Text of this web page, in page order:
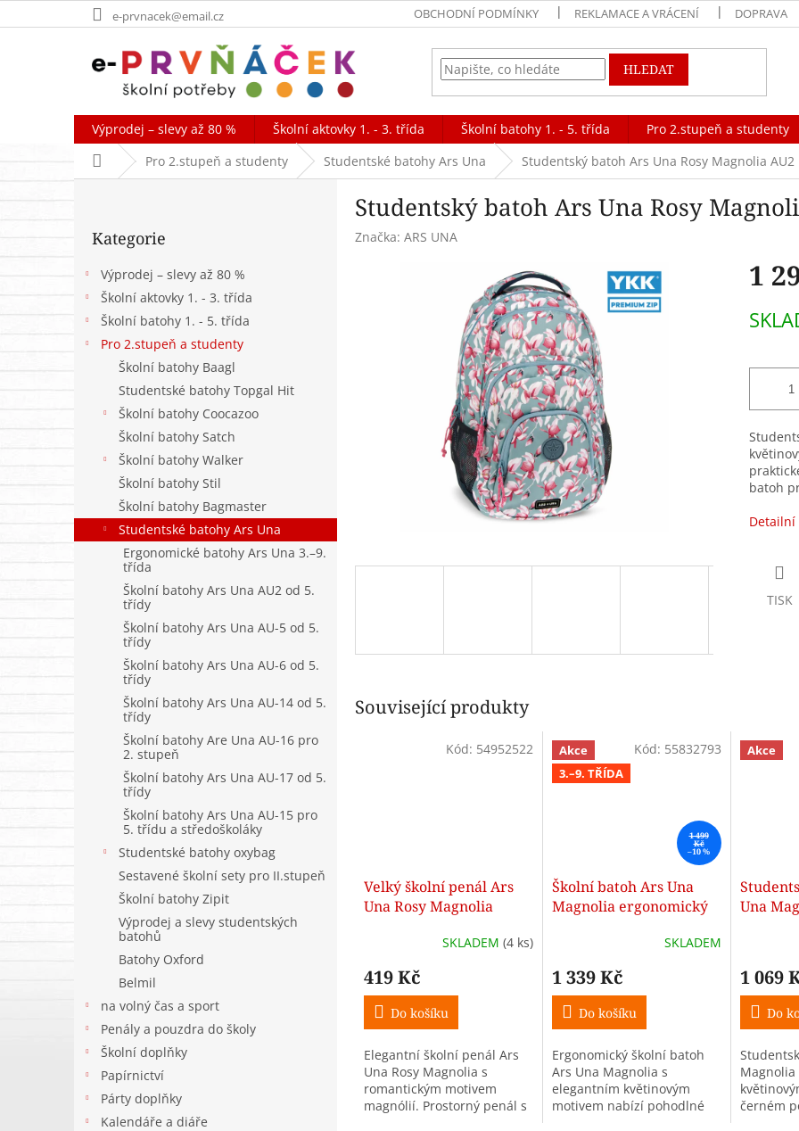
na
e-prvnacek@email.cz OBCHODNÍ PODMÍNKY REKLAMACE A VRÁCENÍ DOPRAVA
HLEDAT
Výprodej – slevy až 80 % Školní aktovky 1. - 3. třída Školní batohy 1. - 5. třída Pro 2.stupeň a studenty
Domů Pro 2.stupeň a studenty Studentské batohy Ars Una Studentský batoh Ars Una Rosy Magnolia AU2
P
n
kategorie
Kategorie
Výprodej – slevy až 80 %
Školní aktovky 1. - 3. třída
Školní batohy 1. - 5. třída
Pro 2.stupeň a studenty
Školní batohy Baagl
Studentské batohy Topgal Hit
Školní batohy Coocazoo
Školní batohy Satch
Školní batohy Walker
Školní batohy Stil
Školní batohy Bagmaster
Studentské batohy Ars Una
Ergonomické batohy Ars Una 3.–9.
třída
Školní batohy Ars Una AU2 od 5.
třídy
Školní batohy Ars Una AU-5 od 5.
třídy
Školní batohy Ars Una AU-6 od 5.
třídy
Školní batohy Ars Una AU-14 od 5.
třídy
Školní batohy Are Una AU-16 pro
2. stupeň
Školní batohy Ars Una AU-17 od 5.
třídy
Školní batohy Ars Una AU-15 pro
5. třídu a středoškoláky
Studentské batohy oxybag
Sestavené školní sety pro II.stupeň
Školní batohy Zipit
Výprodej a slevy studentských
batohů
Batohy Oxford
Belmil
na volný čas a sport
Penály a pouzdra do školy
Školní doplňky
Papírnictví
Párty doplňky
Kalendáře a diáře
Studentský batoh Ars Una Rosy
Značka: ARS UNA
1
cena:
batoh
TISK
Související produkty
Velký školní penál Ars
Una Rosy Magnolia
SKLADEM (4 ks)
419 Kč
Do košíku
Elegantní školní penál Ars
Una Rosy Magnolia s
romantickým motivem
magnólií. Prostorný penál s
Kód: 54952522
Akce
3.–9. TŘÍDA
1 499
Kč
–10 %
Školní batoh Ars Una
Magnolia ergonomický
SKLADEM
1 339 Kč
Do košíku
Ergonomický školní batoh
Ars Una Magnolia s
elegantním květinovým
motivem nabízí pohodlné
Kód: 55832793 Akce
Una
1 069
Do
Magnolia
černém